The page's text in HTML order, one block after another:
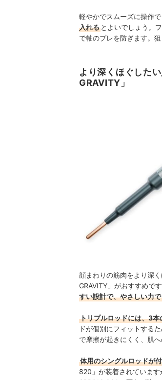
軽やかでスムーズに操作で
入れる とよいでしょう。
で軸のブレを防ぎます。
より深くほぐした
GRAVITY」
顔まわりの筋肉をより深
GRAVITY」がおすすめで
すい設計で、やさしい力
トリプルロッドには、3
ドが個別にフィットする
で摩擦が起きにくく、肌
体用のシングルロッドが
820」が装着されていま